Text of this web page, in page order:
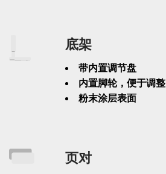
底架
带内置调节盘
内置脚轮，便于调整
粉末涂层表面
页对